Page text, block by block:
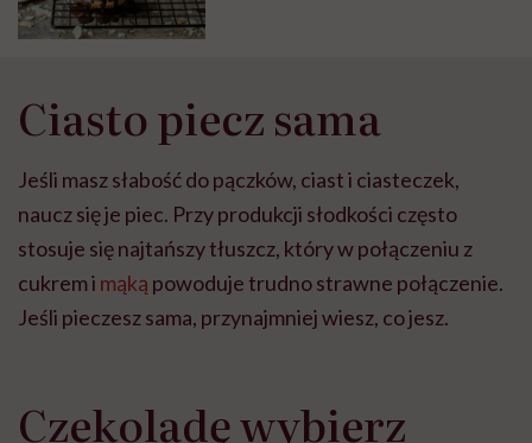
Ciasto piecz sama
Jeśli masz słabość do pączków, ciast i ciasteczek,
naucz się je piec. Przy produkcji słodkości często
stosuje się najtańszy tłuszcz, który w połączeniu z
cukrem i mąką powoduje trudno strawne połączenie.
Jeśli pieczesz sama, przynajmniej wiesz, co jesz.
Czekoladę wybierz